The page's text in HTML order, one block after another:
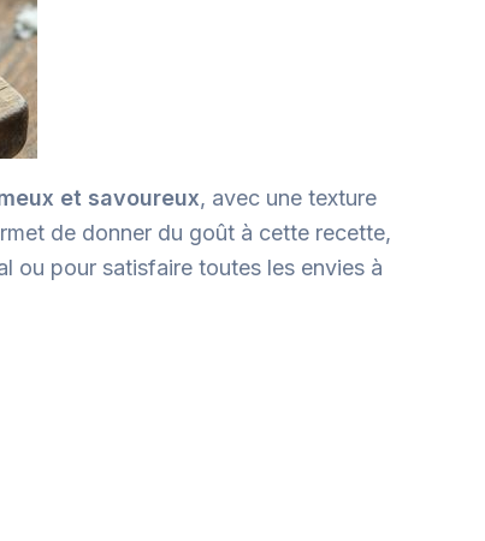
et savoureux, avec une texture
de donner du goût à cette recette,
ou pour satisfaire toutes les envies à